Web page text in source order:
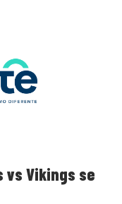
vs Vikings se